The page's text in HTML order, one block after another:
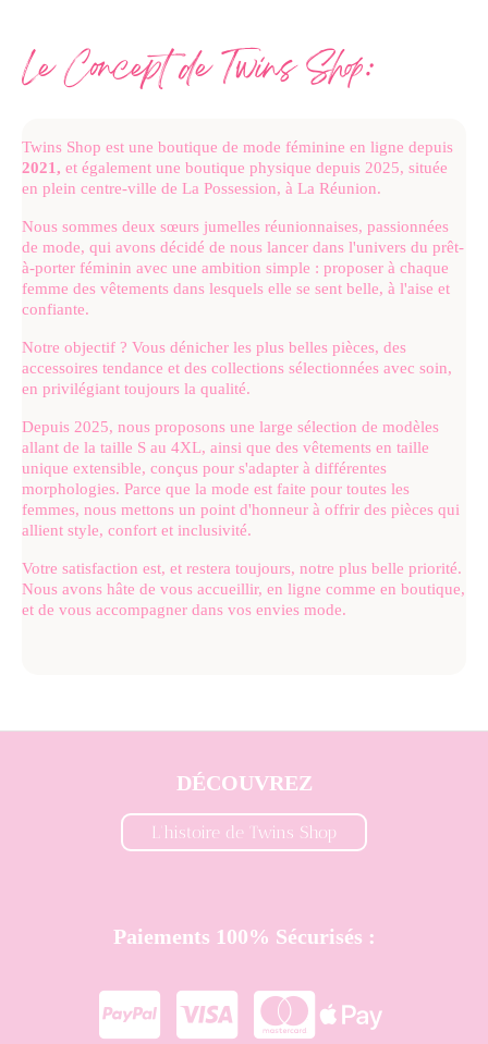
LeConcept de Twins Shop:
Twins Shop est une boutique de mode féminine en ligne depuis
2021, et également une boutique physique depuis 2025, située
en plein centre-ville de La Possession, à La Réunion.
Nous sommes deux sœurs jumelles réunionnaises, passionnées
de mode, qui avons décidé de nous lancer dans l'univers du prêt-
à-porter féminin avec une ambition simple : proposer à chaque
femme des vêtements dans lesquels elle se sent belle, à l'aise et
confiante.
Notre objectif ? Vous dénicher les plus belles pièces, des
accessoires tendance et des collections sélectionnées avec soin,
en privilégiant toujours la qualité.
Depuis 2025, nous proposons une large sélection de modèles
allant de la taille S au 4XL, ainsi que des vêtements en taille
unique extensible, conçus pour s'adapter à différentes
morphologies. Parce que la mode est faite pour toutes les
femmes, nous mettons un point d'honneur à offrir des pièces qui
allient style, confort et inclusivité.
Votre satisfaction est, et restera toujours, notre plus belle priorité.
Nous avons hâte de vous accueillir, en ligne comme en boutique,
et de vous accompagner dans vos envies mode.
DÉCOUVREZ
L'histoire de Twins Shop
Paiements 100% Sécurisés :
   